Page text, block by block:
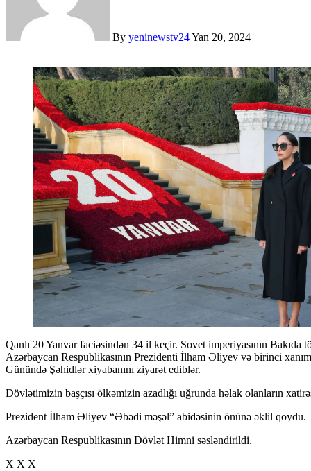
By yeninewstv24Yan 20, 2024
Qanlı 20 Yanvar faciəsindən 34 il keçir. Sovet imperiyasının Bakıda törətdiyi qanlı qırğının 34-cü ildönümü ilə əlaqədar
Azərbaycan Respublikasının Prezidenti İlham Əliyev və birinci
Günündə Şəhidlər xiyabanını ziyarət ediblər.
Dövlətimizin başçısı ölkəmizin azadlığı uğrunda həlak olanların
Prezident İlham Əliyev “Əbədi məşəl” abidəsinin önünə əklil qoydu.
Azərbaycan Respublikasının Dövlət Himni səsləndirildi.
X X X